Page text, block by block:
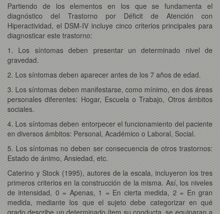
Partiendo de los elementos en los que se fundamenta el
diagnóstico del Trastorno por Déficit de Atención con
Hiperactividad, el DSM-IV incluye cinco criterios principales para
diagnosticar este trastorno:
1. Los síntomas deben presentar un determinado nivel de
gravedad.
2. Los síntomas deben aparecer antes de los 7 años de edad.
3. Los síntomas deben manifestarse, como mínimo, en dos áreas
personales diferentes: Hogar, Escuela o Trabajo, Otros ámbitos
sociales.
4. Los síntomas deben entorpecer el funcionamiento del paciente
en diversos ámbitos: Personal, Académico o Laboral, Social.
5. Los síntomas no deben ser consecuencia de otros trastornos:
Estado de ánimo, Ansiedad, etc.
Caterino y Stock (1995), autores de la escala, incluyeron los tres
primeros criterios en la construcción de la misma. Así, los niveles
de intensidad, 0 = Apenas, 1 = En cierta medida, 2 = En gran
medida, mediante los que el sujeto debe categorizar en qué
grado describe un determinado ítem su conducta, se equiparan a